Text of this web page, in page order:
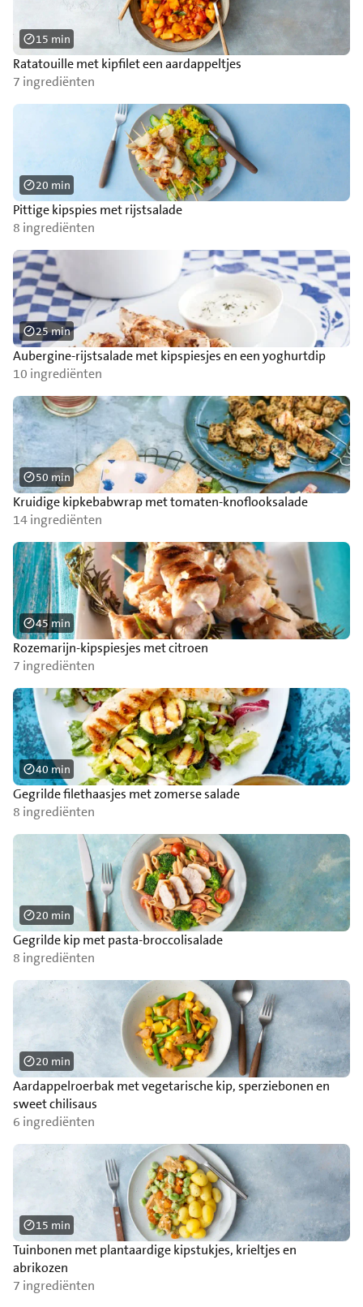
Ratatouille met kipfilet een aardappeltjes
7 ingrediënten
15 min
Pittige kipspies met rijstsalade
8 ingrediënten
20 min
Aubergine-rijstsalade met kipspiesjes en een yoghurtdip
10 ingrediënten
25 min
Kruidige kipkebabwrap met tomaten-knoflooksalade
14 ingrediënten
50 min
Rozemarijn-kipspiesjes met citroen
7 ingrediënten
45 min
Gegrilde filethaasjes met zomerse salade
8 ingrediënten
40 min
Gegrilde kip met pasta-broccolisalade
8 ingrediënten
20 min
Aardappelroerbak met vegetarische kip, sperziebonen en
sweet chilisaus
6 ingrediënten
20 min
Tuinbonen met plantaardige kipstukjes, krieltjes en
abrikozen
7 ingrediënten
15 min